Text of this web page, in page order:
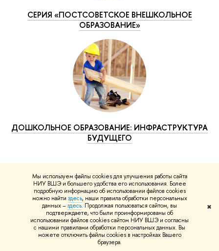
Мы используем файлы cookies для улучшения работы сайта
НИУ ВШЭ и большего удобства его использования. Более
подробную информацию об использовании файлов cookies
можно найти здесь, наши правила обработки персональных
данных –здесь. Продолжая пользоваться сайтом, вы
подтверждаете, что были проинформированы об
использовании файлов cookies сайтом НИУ ВШЭ и согласны
с нашими правилами обработки персональных данных. Вы
можете отключить файлы cookies в настройках Вашего
браузера.
✖
СЕРИЯ «ПОСТСОВЕТСКОЕ ВНЕШКОЛЬНОЕ
ОБРАЗОВАНИЕ»
ДОШКОЛЬНОЕ ОБРАЗОВАНИЕ: ИНФРАСТРУКТУРА
БУДУЩЕГО
Научные публикации